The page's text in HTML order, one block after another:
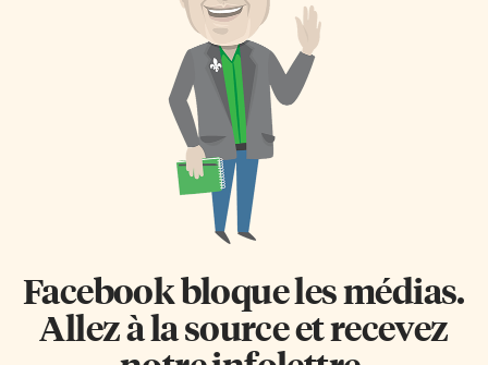
Facebook bloque les médias.
Allez à la source et recevez